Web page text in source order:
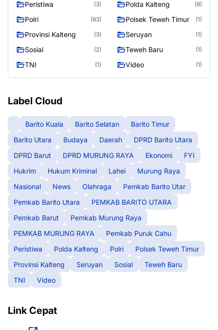
Peristiwa (3) Polda Kalteng (9)
Polri (93) Polsek Teweh Timur (1)
Provinsi Kalteng (3) Seruyan (1)
Sosial (2) Teweh Baru (1)
TNI (1) Video (1)
Label Cloud
Barito Kuala Barito Selatan
Barito Timur
Barito Utara
Budaya Daerah
DPRD Barito Utara
DPRD Barut
DPRD MURUNG RAYA Ekonomi
FYI
Hukrim
Hukum Kriminal Lahei
Murung Raya
Nasional
News Olahraga
Pemkab Barito Utar
Pemkab Barito Utara
PEMKAB BARITO UTARA
Pemkab Barut
Pemkab Murung Raya
PEMKAB MURUNG RAYA
Pemkab Puruk Cahu
Peristiwa
Polda Kalteng Polri
Polsek Teweh Timur
Provinsi Kalteng
Seruyan Sosial
Teweh Baru
TNI
Video
Link Cepat